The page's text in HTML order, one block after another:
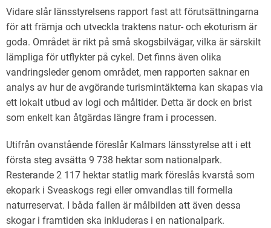
Vidare slår länsstyrelsens rapport fast att förutsättningarna
för att främja och utveckla traktens natur- och ekoturism är
goda. Området är rikt på små skogsbilvägar, vilka är särskilt
lämpliga för utflykter på cykel. Det finns även olika
vandringsleder genom området, men rapporten saknar en
analys av hur de avgörande turismintäkterna kan skapas via
ett lokalt utbud av logi och måltider. Detta är dock en brist
som enkelt kan åtgärdas längre fram i processen.
Utifrån ovanstående föreslår Kalmars länsstyrelse att i ett
första steg avsätta 9 738 hektar som nationalpark.
Resterande 2 117 hektar statlig mark föreslås kvarstå som
ekopark i Sveaskogs regi eller omvandlas till formella
naturreservat. I båda fallen är målbilden att även dessa
skogar i framtiden ska inkluderas i en nationalpark.